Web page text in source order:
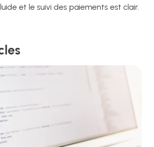
et le suivi des paiements est clair.